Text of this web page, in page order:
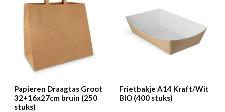
Papieren Draagtas Groot
32+16x27cm bruin (250
stuks)
Frietbakje A14 Kraft/Wit
BIO (400 stuks)